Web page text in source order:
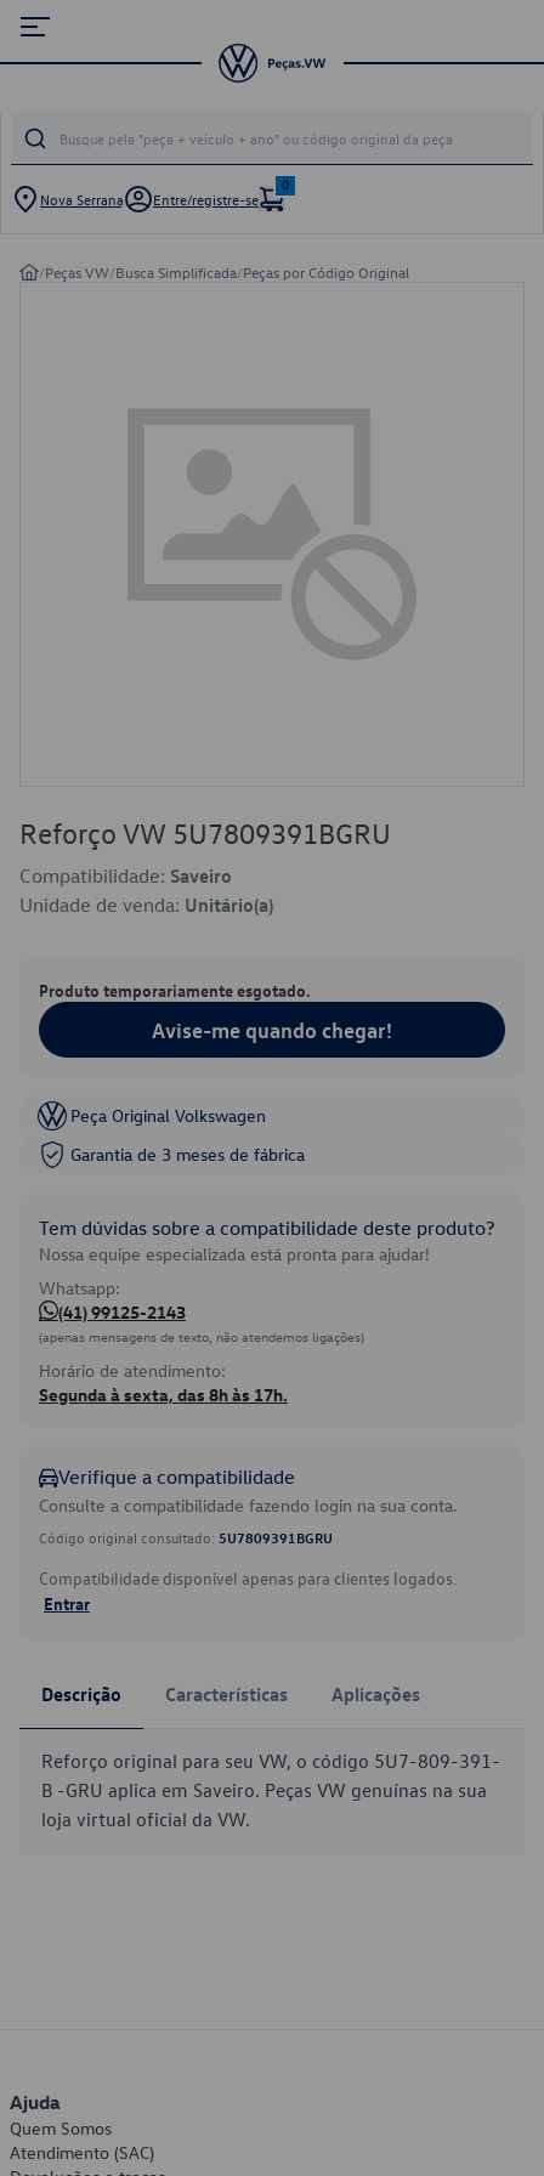
Nova Serrana Entre/registre-se
0
/Peças VW/Busca Simplificada/Peças por Código Original
Reforço VW 5U7809391BGRU
Compatibilidade: Saveiro
Unidade de venda: Unitário(a)
Produto temporariamente esgotado.
Avise-me quando chegar!
Peça Original Volkswagen
Garantia de 3 meses de fábrica
Tem dúvidas sobre a compatibilidade deste produto?
Nossa equipe especializada está pronta para ajudar!
Whatsapp:
(41) 99125-2143
(apenas mensagens de texto, não atendemos ligações)
Horário de atendimento:
Segunda à sexta, das 8h às 17h.
Verifique a compatibilidade
Consulte a compatibilidade fazendo login na sua conta.
Código original consultado: 5U7809391BGRU
Compatibilidade disponível apenas para clientes logados.
Entrar
Descrição Características Aplicações
Reforço original para seu VW, o código 5U7-809-391-
B -GRU aplica em Saveiro. Peças VW genuínas na sua
loja virtual oficial da VW.
Ajuda
Quem Somos
Atendimento (SAC)